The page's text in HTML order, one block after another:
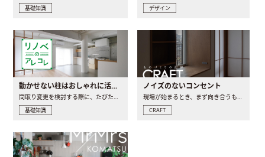
基礎知識 デザイン
動かせない柱はおしゃれに活用！柱を魅せるリノベーション(リノベ)4選
間取り変更を検討する際に、たびたび皆さんの頭を悩ませる動か..
基礎知識
ノイズのないコンセント
現場が始まるとき、まず向き合うものの一つがコンセントです..
CRAFT